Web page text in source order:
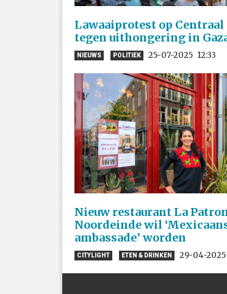
Lawaaiprotest op
tegen uithongering in
NIEUWS POLITIEK 25-07-2025 12:33
Nieuw restaurant La
Noordeinde wil
ambassade’ worden
CITYLIGHT ETEN & DRINKEN 29-04-2025